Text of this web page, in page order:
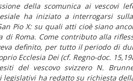
della scomunica ai vescovi
ha iniziato a interrogarsi
Pio X: su quali atti cioè siano
di Roma. Come contributo alla
definito, per tutto il periodo di
Ecclesia Dei (cf. Regno-doc.
del vescovo svizzero N.
legislativi ha redatto su richiesta